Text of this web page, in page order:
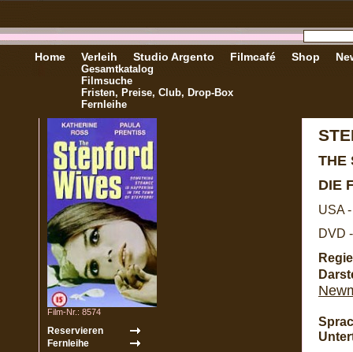
Home Verleih
Gesamtkatalog
Filmsuche
Fristen, Preise, Club, Drop-Box
Fernleihe
Studio Argento Filmcafé Shop
Film-Nr.: 8574
THE
DIE
USA
DVD